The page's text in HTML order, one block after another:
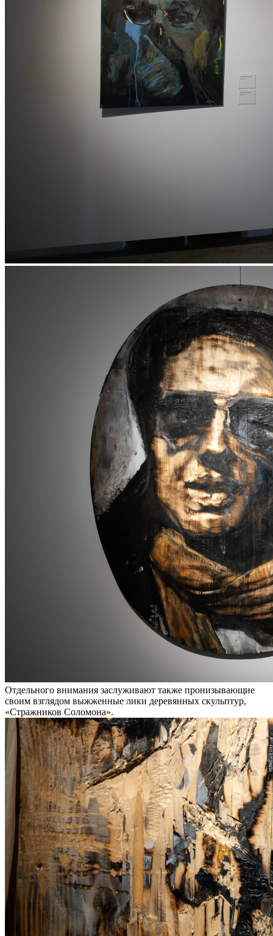
Отдельного внимания заслуживают также пронизывающие
своим взглядом выжженные лики деревянных скульптур,
«Стражников Соломона».